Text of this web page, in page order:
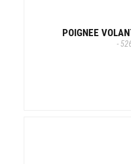
POIGNEE
-